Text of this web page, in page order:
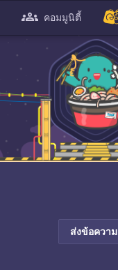
คอมมูนิตี้
ส่งข้อความ